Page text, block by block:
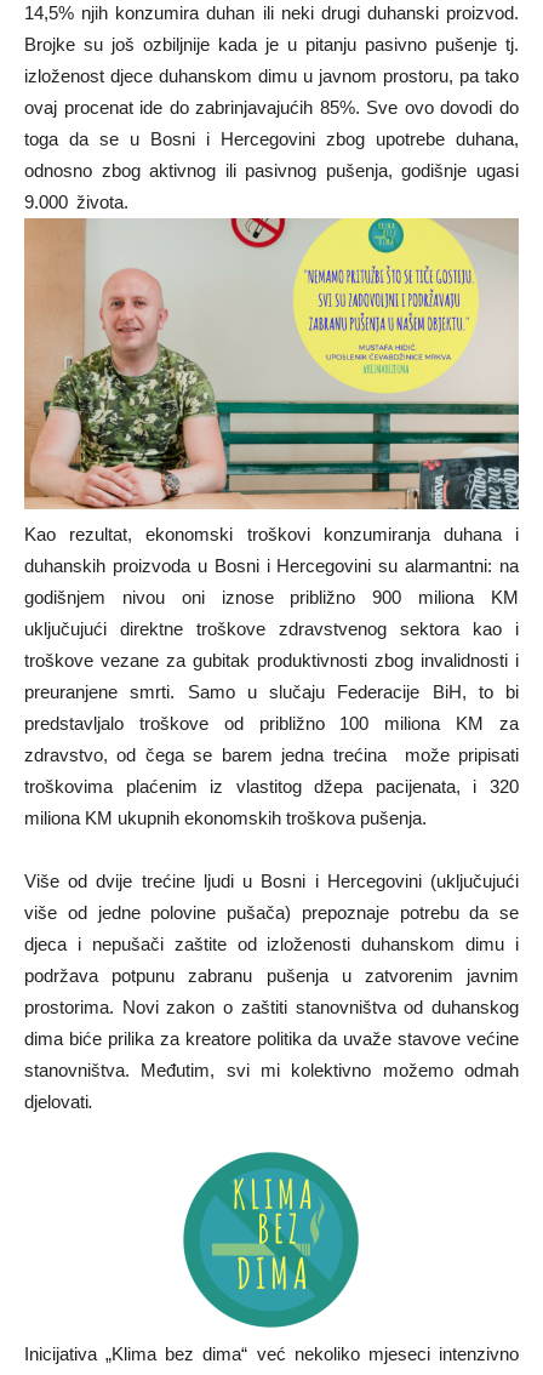
14,5% njih konzumira duhan ili neki drugi duhanski proizvod.
Brojke su još ozbiljnije kada je u pitanju pasivno pušenje tj.
izloženost djece duhanskom dimu u javnom prostoru, pa tako
ovaj procenat ide do zabrinjavajućih 85%. Sve ovo dovodi do
toga da se u Bosni i Hercegovini zbog upotrebe duhana,
odnosno zbog aktivnog ili pasivnog pušenja, godišnje ugasi
9.000 života.
Kao rezultat, ekonomski troškovi konzumiranja duhana i
duhanskih proizvoda u Bosni i Hercegovini su alarmantni: na
godišnjem nivou oni iznose približno 900 miliona KM
uključujući direktne troškove zdravstvenog sektora kao i
troškove vezane za gubitak produktivnosti zbog invalidnosti i
preuranjene smrti. Samo u slučaju Federacije BiH, to bi
predstavljalo troškove od približno 100 miliona KM za
zdravstvo, od čega se barem jedna trećina može pripisati
troškovima plaćenim iz vlastitog džepa pacijenata, i 320
miliona KM ukupnih ekonomskih troškova pušenja.
Više od dvije trećine ljudi u Bosni i Hercegovini (uključujući
više od jedne polovine pušača) prepoznaje potrebu da se
djeca i nepušači zaštite od izloženosti duhanskom dimu i
podržava potpunu zabranu pušenja u zatvorenim javnim
prostorima. Novi zakon o zaštiti stanovništva od duhanskog
dima biće prilika za kreatore politika da uvaže stavove većine
stanovništva. Međutim, svi mi kolektivno možemo odmah
djelovati.
Inicijativa „Klima bez dima“ već nekoliko mjeseci intenzivno